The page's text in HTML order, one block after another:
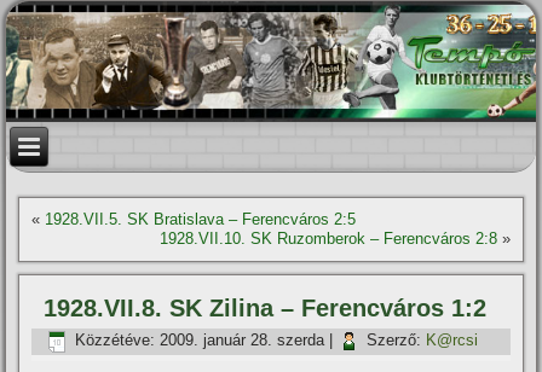
« 1928.VII.5. SK Bratislava – Ferencváros 2:5
1928.VII.10. SK Ruzomberok – Ferencváros 2:8»
1928.VII.8. SK Zilina – Ferencváros 1:2
Közzétéve: 2009. január 28. szerda| Szerző: K@rcsi